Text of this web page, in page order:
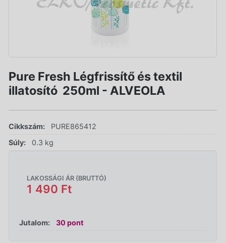
Pure Fresh Légfrissítő és textil
illatosító  250ml - ALVEOLA
Cikkszám:
PURE865412
Súly:
0.3 kg
LAKOSSÁGI ÁR (BRUTTÓ)
1 490 Ft
Jutalom: 30 pont